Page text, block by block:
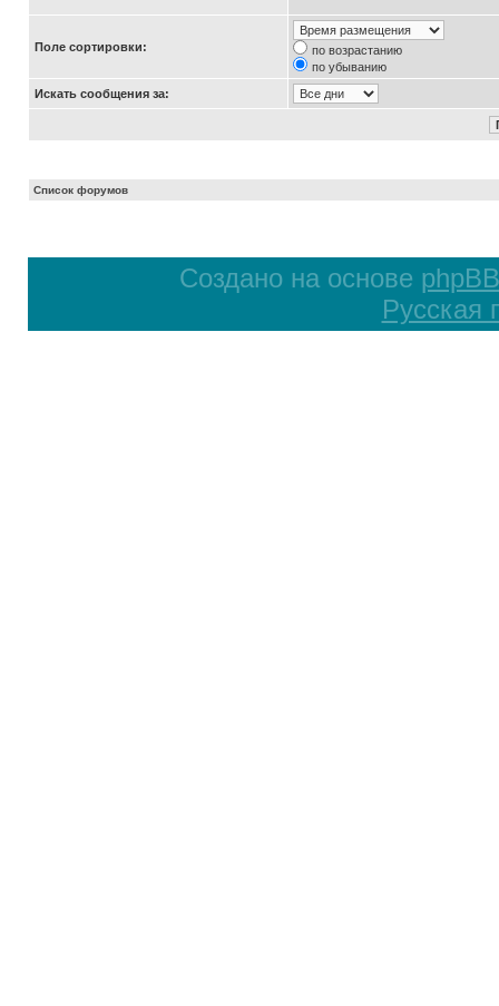
Поле сортировки:
по возрастанию
по убыванию
Искать сообщения за:
Список форумов
Создано на основе phpBB
Русская